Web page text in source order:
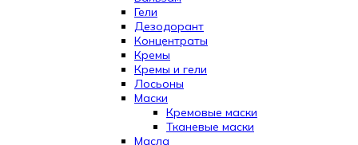
Гели
Дезодорант
Концентраты
Кремы
Кремы и гели
Лосьоны
Маски
Кремовые маски
Тканевые маски
Масла